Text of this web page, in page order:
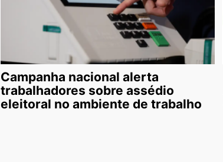
Campanha nacional alerta
trabalhadores sobre assédio
eleitoral no ambiente de trabalho